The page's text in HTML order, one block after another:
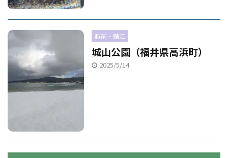
越前・鯖江
城山公園（福井県高浜町）
2025/5/14